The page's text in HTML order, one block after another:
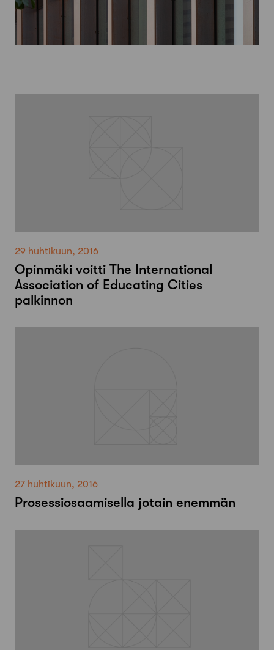
29 huhtikuun, 2016
Opinmäki voitti The International
Association of Educating Cities
palkinnon
27 huhtikuun, 2016
Prosessiosaamisella jotain enemmän